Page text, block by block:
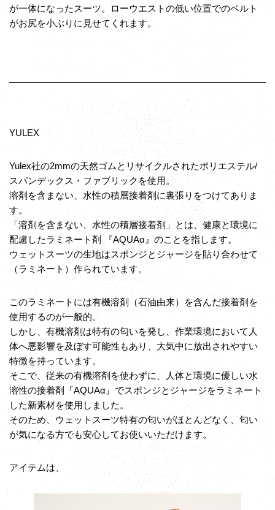
が一体になったスーツ。ローウエストの低い位置でのベルト
がお尻を小ぶりに見せてくれます。
YULEX
Yulex社の2mmの天然ゴムとリサイクルされたポリエステル/
スパンデックス・ファブリックを使用。
溶剤を含まない、水性の積層接着剤に裏張りをつけてありま
す。
「溶剤を含まない、水性の積層接着剤」とは、健康と環境に
配慮したラミネート剤 『AQUAα』のことを指します。
ウェットスーツの生地はスポンジとジャージを貼り合わせて
（ラミネート）作られています。
このラミネートには有機溶剤（石油由来）を含んだ接着剤を
使用するのが一般的。
しかし、有機溶剤は特有の匂いを発し、作業環境において人
体へ悪影響を及ぼす可能性もあり、大気中に放出されやすい
特徴を持っています。
そこで、従来の有機溶剤を使わずに、人体と環境に優しい水
溶性の接着剤『AQUAα』でスポンジとジャージをラミネート
した新素材を使用しました。
そのため、ウェットスーツ特有の匂いがほとんどなく、匂い
が気になる方でも安心してお使いいただけます。
アイテムは、